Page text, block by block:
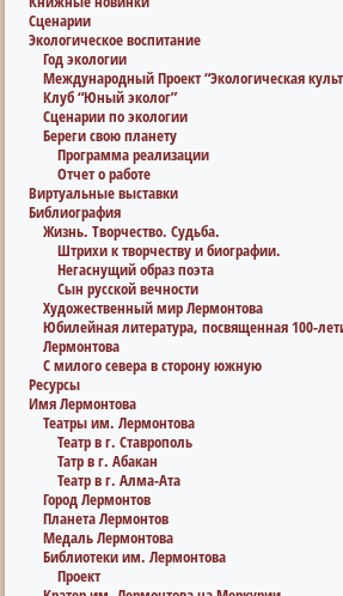
Сценарии
Экологическое воспитание
Год экологии
Международный Проект “Экологическая
Клуб “Юный эколог”
Сценарии по экологии
Береги свою планету
Программа реализации
Отчет о работе
Виртуальные выставки
Библиография
Жизнь. Творчество. Судьба.
Штрихи к творчеству и биографии.
Негаснущий образ поэта
Сын русской вечности
Художественный мир Лермонтова
Юбилейная литература, посвященная 100-
Лермонтова
С милого севера в сторону южную
Ресурсы
Имя Лермонтова
Театры им. Лермонтова
Театр в г. Ставрополь
Татр в г. Абакан
Театр в г. Алма-Ата
Город Лермонтов
Планета Лермонтов
Медаль Лермонтова
Библиотеки им. Лермонтова
Проект